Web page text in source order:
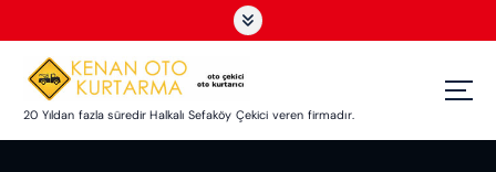
20 Yıldan fazla süredir Halkalı Sefaköy Çekici veren firmadır.